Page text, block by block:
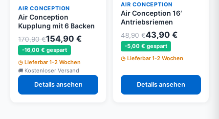
AIR CONCEPTION
Air Conception
Kupplung mit 6 Backen
170,90 €154,90 €
-16,00 € gespart
Lieferbar 1-2 Wochen
Kostenloser Versand
Details ansehen
AIR CONCEPTION
Air Conception 16′
Antriebsriemen
48,90 €43,90 €
-5,00 € gespart
Lieferbar 1-2 Wochen
Details ansehen